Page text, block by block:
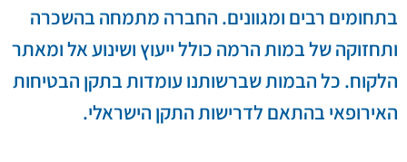
בתחומים רבים ומגוונים. החברה מתמחה בהשכרה
ותחזוקה של במות הרמה כולל ייעוץ ושינוע אל ומאתר
הלקוח. כל הבמות שברשותנו עומדות בתקן הבטיחות
האירופאי בהתאם לדרישות התקן הישראלי.